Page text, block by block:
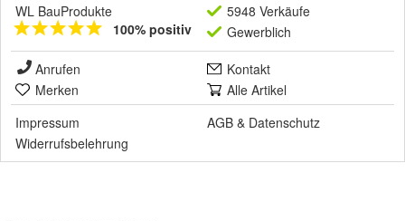
WL BauProdukte
100% positiv
5948 Verkäufe
Gewerblich
Anrufen
Kontakt
Merken
Alle Artikel
Impressum
AGB & Datenschutz
Widerrufsbelehrung